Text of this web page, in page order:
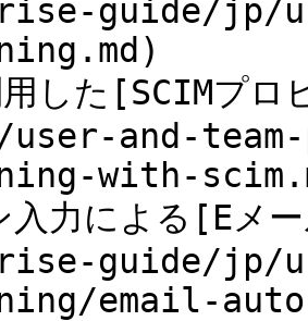
guide/jp/
した[SCIMプ
and-
with-
力による[Eメ
guide/jp/
email-